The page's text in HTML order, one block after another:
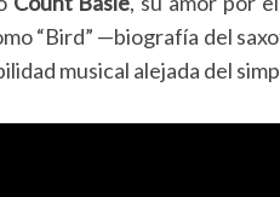
“Bird” —biografía del
musical alejada del